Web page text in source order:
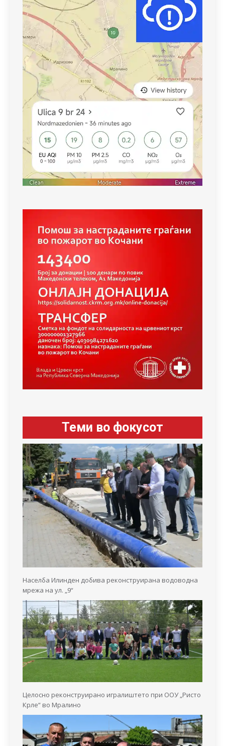
Теми во фокусот
Населба Илинден добива реконструирана водоводна
мрежа на ул. „9“
Целосно реконструирано игралиштето при ООУ „Ристо
Крле“ во Мралино